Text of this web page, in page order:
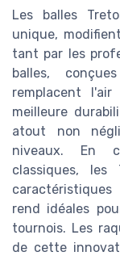
Les balles
unique,
tant par les
balles,
remplacent
meilleure
atout non
niveaux. En
classiques,
rend idéales
tournois. Les
de cette